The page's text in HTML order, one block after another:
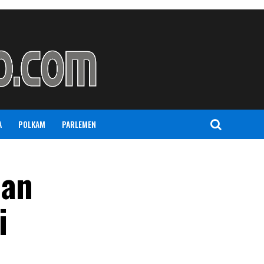
POLKAM PARLEMEN